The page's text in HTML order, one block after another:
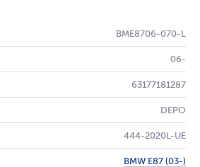
BME8706-070-L
06-
63177181287
DEPO
444-2020L-UE
BMW E87 (03-)